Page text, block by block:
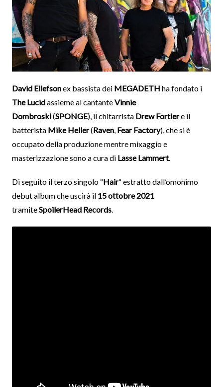
David Ellefsonex bassista dei MEGADETH ha fondato i
The Lucidassieme al cantanteVinnie
Dombroski(SPONGE), il chitarrista Drew Fortiere il
batterista Mike Heller(Raven, Fear Factory), che si è
occupato della produzione mentre mixaggio e
masterizzazione sono a cura di Lasse Lammert.
Di seguito il terzo singolo “Hair“ estratto dall’omonimo
debut album che uscirà il 15 ottobre 2021
tramiteSpoilerHead Records.